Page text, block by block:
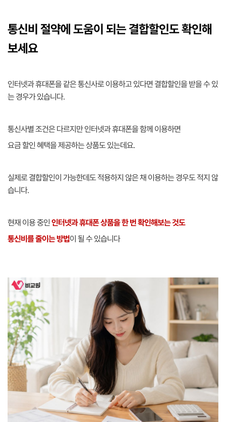
통신비 절약에 도움이 되는 결합할인도 확인해
보세요
인터넷과 휴대폰을 같은 통신사로 이용하고 있다면 결합할인을 받을 수 있
는 경우가 있습니다.
통신사별 조건은 다르지만 인터넷과 휴대폰을 함께 이용하면
요금 할인 혜택을 제공하는 상품도 있는데요.
실제로 결합할인이 가능한데도 적용하지 않은 채 이용하는 경우도 적지 않
습니다.
현재 이용 중인 인터넷과 휴대폰 상품을 한 번 확인해보는 것도
통신비를 줄이는 방법이 될 수 있습니다